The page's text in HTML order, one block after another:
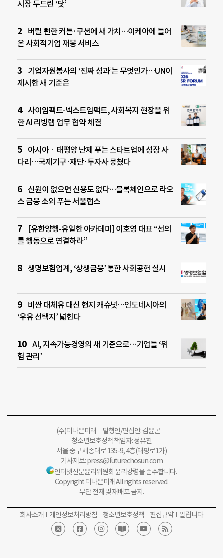
시장 두드린 ‘닷’
버릴 뻔한 커튼·쿠션에 새 가치…이케아에 들어
온 사회적기업 재봉 서비스
기업자원봉사의 ‘진짜 성과’는 무엇인가…UN이
제시한 새 기준은
사이임팩트-넥스트임팩트, 사회복지 현장을 위
한 AI 리빙랩 업무 협약 체결
아시아ㆍ태평양 난제 푸는 스타트업에 성장 사
다리…국제기구·재단·투자사 뭉쳤다
신원이 없으면 신용도 없다…블록체인으로 라오
스 금융 소외 푸는 서울랩스
[유한양행-유일한 아카데미] 이호영 대표 “선의
를 행동으로 연결하라”
생명보험업계, ‘상생금융’ 통한 사회공헌 실시
비싼 대체유 대신 현지 캐슈넛…인도네시아의
‘우유 선택지’ 넓힌다
AI, 지속가능경영의 새 기준으로…기업들 ‘위
험 관리’
(주)더나은미래 발행인/편집인: 김윤곤
청소년보호정책 책임자: 정유진
서울 중구 세종대로 135-9, 4층(태평로1가)
기사제보:press@futurechosun.com
인터넷신문윤리위원회 윤리강령을 준수합니다.
Copyright 더나은미래 All rights reserved.
무단 전재 및 재배포 금지.
회사소개 개인정보처리방침 청소년보호정책 편집규약 알립니다